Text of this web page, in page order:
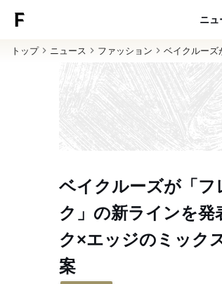
ニュ
トップ ニュース ファッション ベイクルーズ
ベイクルーズが「フ
ク」の新ラインを発
ク×エッジのミック
案